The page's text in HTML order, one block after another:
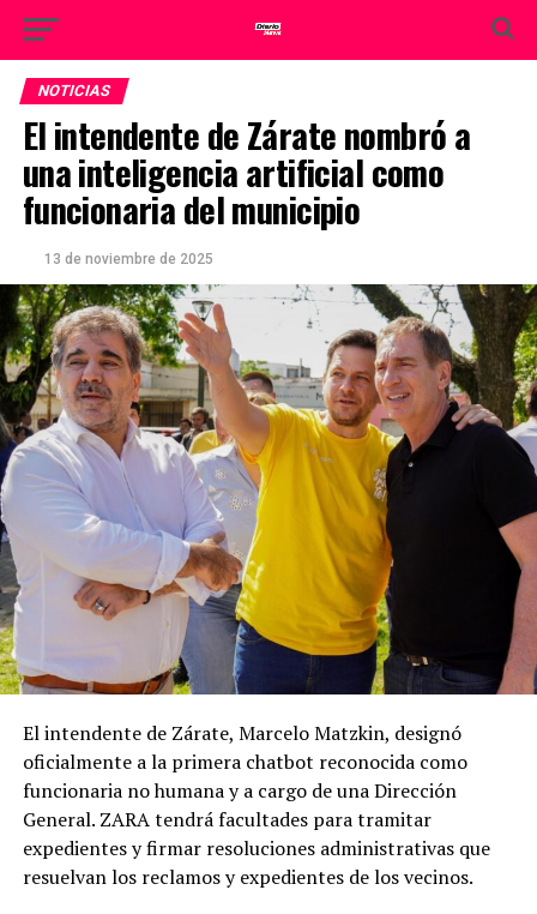
NOTICIAS
El intendente de Zárate nombró a
una inteligencia artificial como
funcionaria del municipio
13 de noviembre de 2025
El intendente de Zárate, Marcelo Matzkin, designó
oficialmente a la primera chatbot reconocida como
funcionaria no humana y a cargo de una Dirección
General. ZARA tendrá facultades para tramitar
expedientes y firmar resoluciones administrativas que
resuelvan los reclamos y expedientes de los vecinos.